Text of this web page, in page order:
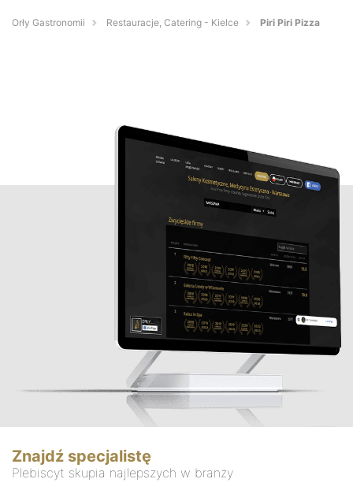
Orły Gastronomii Restauracje, Catering - Kielce Piri Piri Pizza
Znajdź specjalistę
Plebiscyt skupia najlepszych w branży